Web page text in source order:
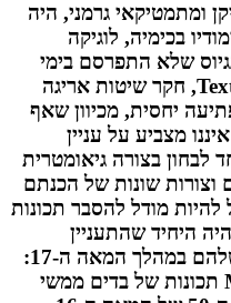
(1587-1657), לוגיקן ומתמטיקאי גרמני, היה
לימודיו בכימיה, לוגיקה
שלא התפרסם בימי
, חקר שיטות אריגה
יחסית, מכיוון שאף
מצביע על עניין
לבחון בצורה גיאומטרית
וצורות שונות של הכנתם
להיות מודל להסבר תכונות
היחיד שהתעניין
באריגה, אריגים, ובדרכי הייצור שלהם במהלך המאה ה-17:
תכונות של בדים ממשי